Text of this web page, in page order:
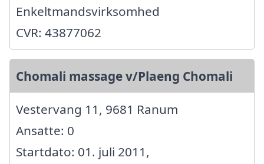
Enkeltmandsvirksomhed
CVR: 43877062
Chomali massage v/Plaeng Chomali
Vestervang 11, 9681 Ranum
Ansatte: 0
Startdato: 01. juli 2011,